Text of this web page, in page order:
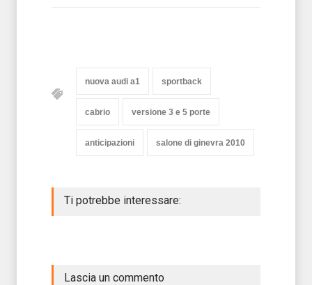
nuova audi a1 sportback
cabrio versione 3 e 5 porte
anticipazioni salone di ginevra 2010
Ti potrebbe interessare:
Lascia un commento